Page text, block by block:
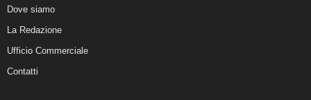
Dove siamo
La Redazione
Ufficio Commerciale
Contatti